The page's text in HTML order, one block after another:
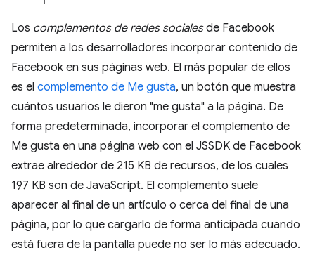
Los complementos de redes socialesde Facebook
permiten a los desarrolladores incorporar contenido de
Facebook en sus páginas web. El más popular de ellos
es el complemento de Me gusta, un botón que muestra
cuántos usuarios le dieron "me gusta" a la página. De
forma predeterminada, incorporar el complemento de
Me gusta en una página web con el JSSDK de Facebook
extrae alrededor de 215 KB de recursos, de los cuales
197 KB son de JavaScript. El complemento suele
aparecer al final de un artículo o cerca del final de una
página, por lo que cargarlo de forma anticipada cuando
está fuera de la pantalla puede no ser lo más adecuado.